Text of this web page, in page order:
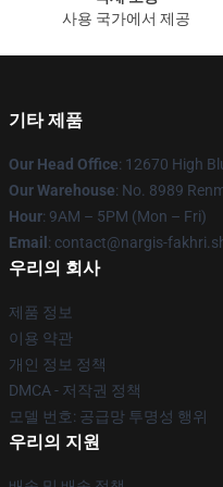
사용 국가에서 제공
기타 제품
Our Head Office: 12670 High
Our Warehouse: No. 8989
Hour: 9AM – 5PM (Mon – Fri)
Email : contact@nargis-
우리의 회사
제품 정보
이용 약관
개인 정보 정책
DMCA - 저작권 정책
모델 번호: 공급망 투명성 행위
우리의 지원